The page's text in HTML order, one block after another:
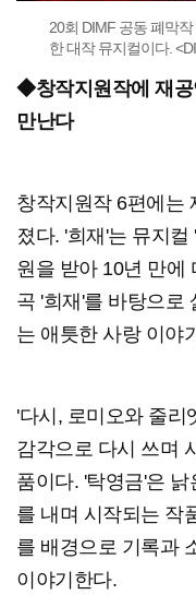
20회 DIMF 공동 폐막
한 대작 뮤지컬이다.
◆창작지원작에 재
만난다
창작지원작 6편에는
졌다. '희재'는 뮤지컬
원을 받아 10년 만에
곡 '희재'를 바탕으로
는 애틋한 사랑 이야
'다시, 로미오와 줄리
감각으로 다시 쓰며
품이다. '탁영금'은
를 내며 시작되는 작
를 배경으로 기록과
이야기한다.